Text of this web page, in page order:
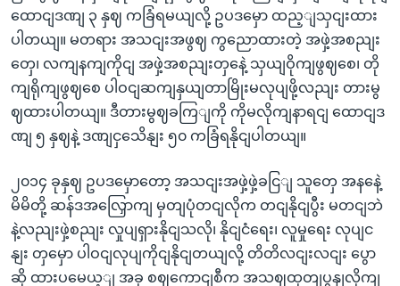
ထောငျဒဏျ ၃ နှဈ ကခြံရမယျလို့ ဥပဒမှော ထည့ျသှငျးထား
ပါတယျ။ မတရား အသငျးအဖွဈ ကွညောထားတဲ့ အဖှဲ့အစညျး
တှေ၊ လကျနကျကိုငျ အဖှဲ့အစညျးတှနေဲ့ သှယျဝိုကျဖွဈစေ၊ တို
ကျရိုကျဖွဈစေ ပါဝငျဆကျနှယျတာမြိုးမလုပျဖို့လညျး တားမွ
ဈထားပါတယျ။ ဒီတားမွဈခကြျကို ကိုမလိုကျနာရငျ ထောငျဒ
ဏျ ၅ နှဈနဲ့ ဒဏျငှသေိနျး ၅၀ ကခြံရနိုငျပါတယျ။
၂၀၁၄ ခုနှဈ ဥပဒမှောတော့ အသငျးအဖှဲ့ဖှဲ့ခငြျ သူတှေ အနနေဲ့
မိမိတို့ ဆန်ဒအလြှောကျ မှတျပုံတငျလိုက တငျနိုငျပွီး မတငျဘဲ
နဲ့လညျးဖှဲ့စညျး လှုပျရှားနိုငျသလို၊ နိုငျငံရေး၊ လူမှုရေး လုပျင
နျး တှမှော ပါဝငျလုပျကိုငျနိုငျတယျလို့ တိတိလငျးလငျး ပွော
ဆို ထားပမေယ့ျ အခု စဈကောငျစီက အသဈထုတျပွနျလိုကျ